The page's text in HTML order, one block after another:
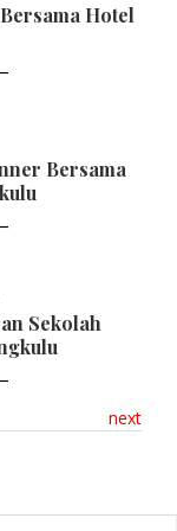
Hotel
Bersama
Sekolah
next